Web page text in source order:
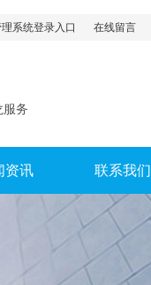
系统登录入口 在线留言
服务
资讯 联系我们